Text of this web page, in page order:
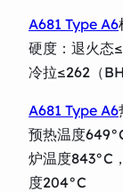
A681 Type A6
硬度：退火态
冷拉≤262（
A681 Type A6
预热温度
炉温度843°C
度204°C